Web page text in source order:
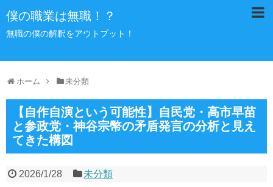
僕の職業は無職！？
無職の僕の解釈をアウトプット！
ホーム 未分類
【自作自演という可能性】自民党・高市早苗
と参政党・神谷宗幣の矛盾発言の分析と見え
てきた構図
2026/1/28 未分類